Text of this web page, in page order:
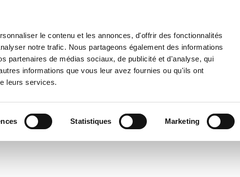
le contenu et les annonces, d'offrir des fonctionnalités
notre trafic. Nous partageons également des informations
partenaires de médias sociaux, de publicité et d'analyse, qui
informations que vous leur avez fournies ou qu'ils ont
leurs services.
Statistiques Marketing
O U S S U R N O T R E P A G E
Nos prestations Tarifs Nos réalisations
CHALET 80M²